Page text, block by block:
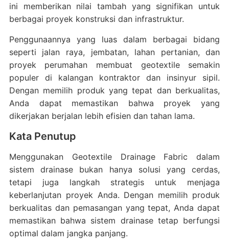
ini memberikan nilai tambah yang signifikan untuk
berbagai proyek konstruksi dan infrastruktur.
Penggunaannya yang luas dalam berbagai bidang
seperti jalan raya, jembatan, lahan pertanian, dan
proyek perumahan membuat geotextile semakin
populer di kalangan kontraktor dan insinyur sipil.
Dengan memilih produk yang tepat dan berkualitas,
Anda dapat memastikan bahwa proyek yang
dikerjakan berjalan lebih efisien dan tahan lama.
Kata Penutup
Menggunakan Geotextile Drainage Fabric dalam
sistem drainase bukan hanya solusi yang cerdas,
tetapi juga langkah strategis untuk menjaga
keberlanjutan proyek Anda. Dengan memilih produk
berkualitas dan pemasangan yang tepat, Anda dapat
memastikan bahwa sistem drainase tetap berfungsi
optimal dalam jangka panjang.